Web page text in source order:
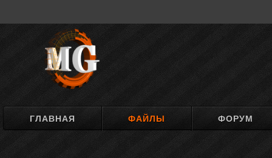
ГЛАВНАЯ ФАЙЛЫ ФОРУМ